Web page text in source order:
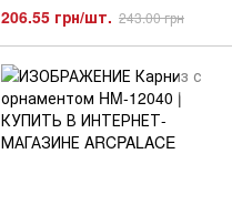
206.55 грн/шт. 243.00 грн